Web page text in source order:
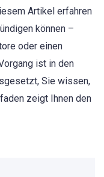
Artikel erfahren
können –
oder einen
ist in den
Sie wissen,
zeigt Ihnen den